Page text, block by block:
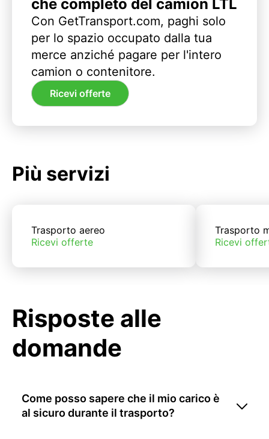
che completo del camion LTL
Con GetTransport.com, paghi solo
per lo spazio occupato dalla tua
merce anziché pagare per l'intero
camion o contenitore.
Ricevi offerte
Più servizi
Trasporto aereo
Ricevi offerte
Trasporto
Ricevi
Risposte alle
domande
Come posso sapere che il mio carico è
al sicuro durante il trasporto?